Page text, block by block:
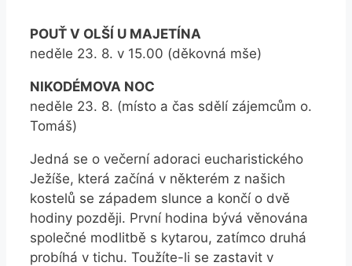
POUŤ V OLŠÍ U MAJETÍNA
neděle 23. 8. v 15.00 (děkovná mše)
NIKODÉMOVA NOC
neděle 23. 8. (místo a čas sdělí zájemcům o.
Tomáš)
Jedná se o večerní adoraci eucharistického
Ježíše, která začíná v některém z našich
kostelů se západem slunce a končí o dvě
hodiny později. První hodina bývá věnována
společné modlitbě s kytarou, zatímco druhá
probíhá v tichu. Toužíte-li se zastavit v